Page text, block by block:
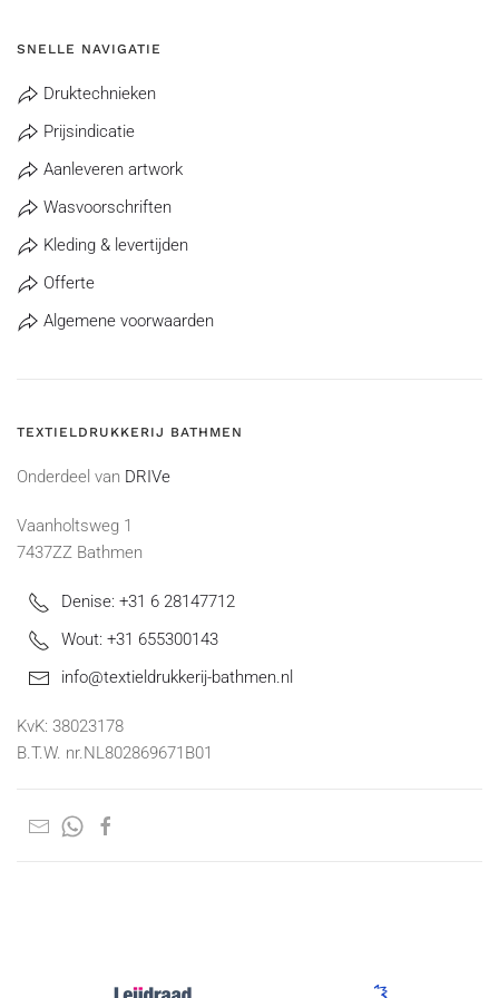
SNELLE NAVIGATIE
Druktechnieken
Prijsindicatie
Aanleveren artwork
Wasvoorschriften
Kleding & levertijden
Offerte
Algemene voorwaarden
TEXTIELDRUKKERIJ BATHMEN
Onderdeel van DRIVe
Vaanholtsweg 1
7437ZZ Bathmen
Denise: +31 6 28147712
Wout: +31 655300143
info@textieldrukkerij-bathmen.nl
KvK: 38023178
B.T.W. nr.NL802869671B01